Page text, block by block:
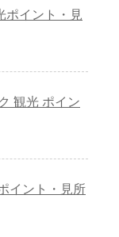
ポイント・見
観光 ポイン
イント・見所